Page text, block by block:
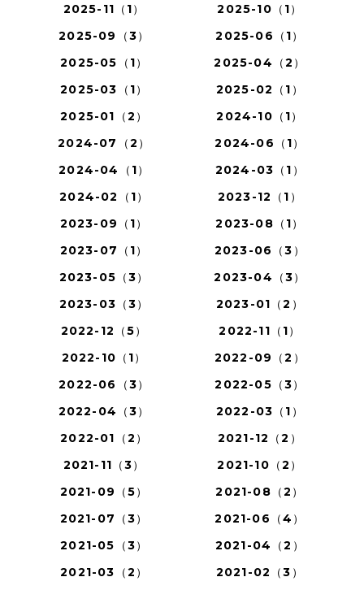
2025-11（1）
2025-10（1）
2025-09（3）
2025-06（1）
2025-05（1）
2025-04（2）
2025-03（1）
2025-02（1）
2025-01（2）
2024-10（1）
2024-07（2）
2024-06（1）
2024-04（1）
2024-03（1）
2024-02（1）
2023-12（1）
2023-09（1）
2023-08（1）
2023-07（1）
2023-06（3）
2023-05（3）
2023-04（3）
2023-03（3）
2023-01（2）
2022-12（5）
2022-11（1）
2022-10（1）
2022-09（2）
2022-06（3）
2022-05（3）
2022-04（3）
2022-03（1）
2022-01（2）
2021-12（2）
2021-11（3）
2021-10（2）
2021-09（5）
2021-08（2）
2021-07（3）
2021-06（4）
2021-05（3）
2021-04（2）
2021-03（2）
2021-02（3）